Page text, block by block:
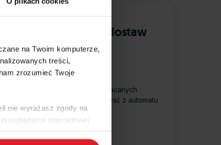
na Twoim komputerze,
treści,
zrozumieć Twoje
nie wyrażasz zgody na
internetowej
naszejPolityce Cookiesi
blokujący
wydanie/sprzedaż z dostaw
których nie ma
faktury
Moduł ten pozwala dla pozycji zwracanych
podczas tworzenia korekty przenieść z automatu
dokument RW.